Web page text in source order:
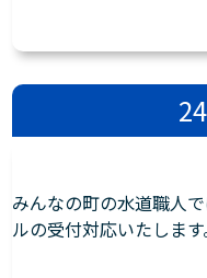
みんなの町の水道職人
ルの受付対応いたします